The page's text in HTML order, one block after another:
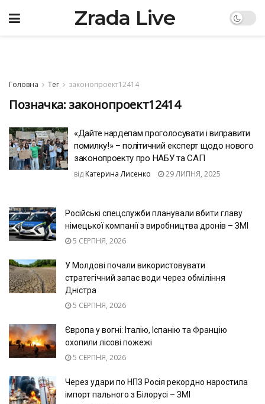
Zrada Live
Головна Тег законопроект12414
Позначка: законопроект12414
«Дайте нардепам проголосувати і виправити
помилку!» – політичний експерт щодо нового
законопроекту про НАБУ та САП
від Катерина Лисенко 29 ЛИПНЯ, 2025
Російські спецслужби планували вбити главу
німецької компанії з виробництва дронів – ЗМІ
5 СЕРПНЯ, 2026
У Молдові почали використовувати
стратегічний запас води через обміління
Дністра
5 СЕРПНЯ, 2026
Європа у вогні: Італію, Іспанію та Францію
охопили лісові пожежі
5 СЕРПНЯ, 2026
Через удари по НПЗ Росія рекордно наростила
імпорт пального з Білорусі – ЗМІ